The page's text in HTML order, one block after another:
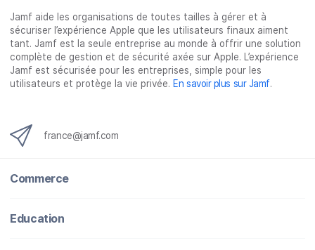
Jamf aide les organisations de toutes tailles à gérer et à
sécuriser l’expérience Apple que les utilisateurs finaux aiment
tant. Jamf est la seule entreprise au monde à offrir une solution
complète de gestion et de sécurité axée sur Apple. L’expérience
Jamf est sécurisée pour les entreprises, simple pour les
utilisateurs et protège la vie privée. En savoir plus sur Jamf.
france@jamf.com
Commerce
Education